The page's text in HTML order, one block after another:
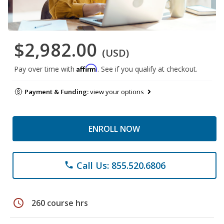
$2,982.00 (USD)
Pay over time with Affirm. See if you qualify at checkout.
Payment & Funding:view your options
ENROLL NOW
phone Call Us: 855.520.6806
schedule 260 course hrs